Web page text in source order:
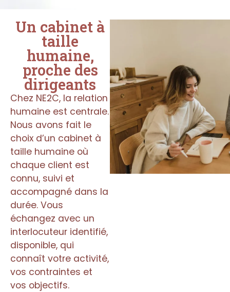
Un cabinet à
taille
humaine,
proche des
dirigeants
Chez NE2C, la relation
humaine est centrale.
Nous avons fait le
choix d’un cabinet à
taille humaine où
chaque client est
connu, suivi et
accompagné dans la
durée. Vous
échangez avec un
interlocuteur identifié,
disponible, qui
connaît votre activité,
vos contraintes et
vos objectifs.